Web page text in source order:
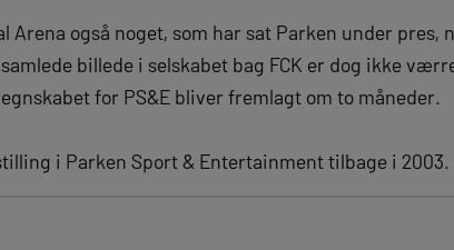
Arena også noget, som har sat Parken under pres,
billede i selskabet bag FCK er dog ikke
for PS&E bliver fremlagt om to måneder.
i Parken Sport & Entertainment tilbage i 2003.